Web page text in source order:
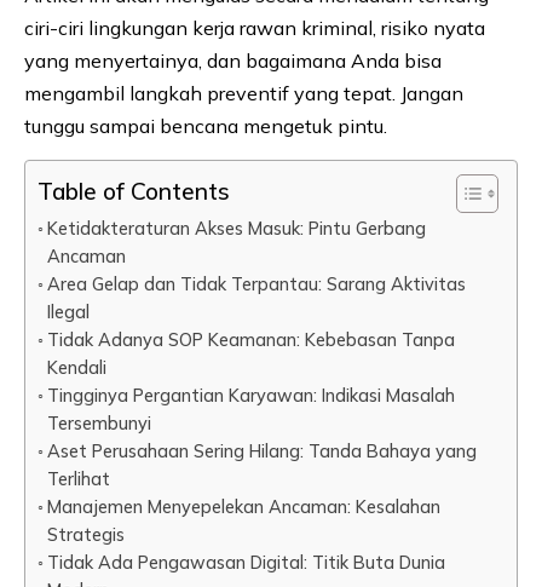
ciri-ciri lingkungan kerja rawan kriminal, risiko nyata
yang menyertainya, dan bagaimana Anda bisa
mengambil langkah preventif yang tepat. Jangan
tunggu sampai bencana mengetuk pintu.
Table of Contents
Ketidakteraturan Akses Masuk: Pintu Gerbang
Ancaman
Area Gelap dan Tidak Terpantau: Sarang Aktivitas
Ilegal
Tidak Adanya SOP Keamanan: Kebebasan Tanpa
Kendali
Tingginya Pergantian Karyawan: Indikasi Masalah
Tersembunyi
Aset Perusahaan Sering Hilang: Tanda Bahaya yang
Terlihat
Manajemen Menyepelekan Ancaman: Kesalahan
Strategis
Tidak Ada Pengawasan Digital: Titik Buta Dunia